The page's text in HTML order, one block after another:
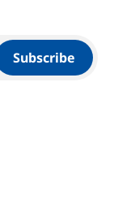
Subscribe